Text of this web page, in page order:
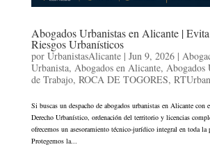
Abogados Urbanistas en Alicante |
Riesgos Urbanísticos
por UrbanistasAlicante| Jun 9, 2026|
Urbanista, Abogados en Alicante, Abogados
de Trabajo, ROCA DE TOGORES,
Si buscas un despacho de abogados urbanistas en Alicante con
Derecho Urbanístico, ordenación del territorio y licencias
ofrecemos un asesoramiento técnico-jurídico integral en toda
Protegemos la...